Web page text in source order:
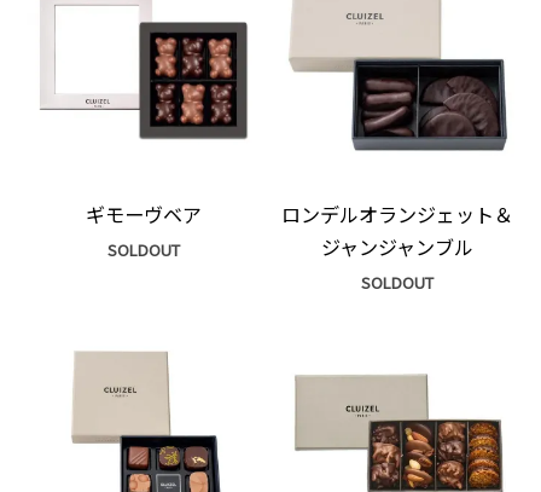
ギモーヴベア
SOLDOUT
ロンデルオランジェット＆
ジャンジャンブル
SOLDOUT